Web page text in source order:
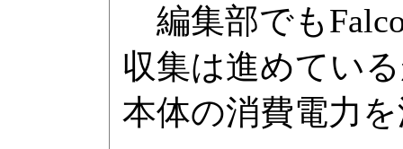
編集部でも
収集は進めてい
本体の消費電力